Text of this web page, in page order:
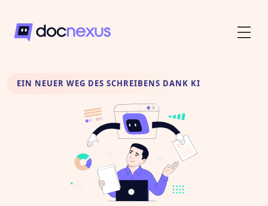
EIN NEUER WEG DES SCHREIBENS DANK KI